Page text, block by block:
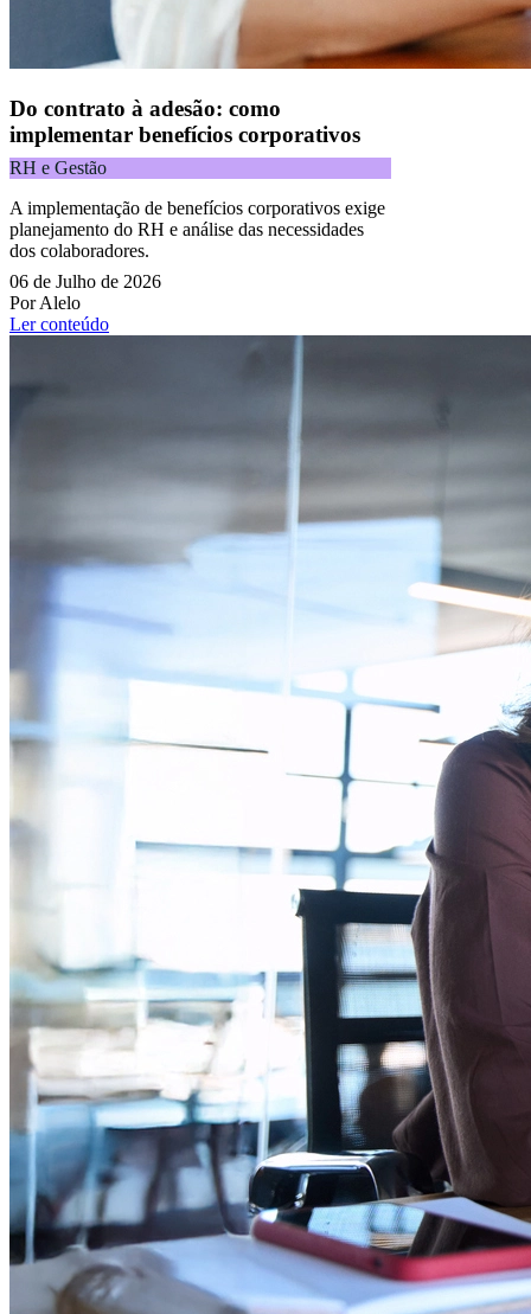
Do contrato à adesão: como
implementar benefícios corporativos
RH e Gestão
A implementação de benefícios corporativos exige
planejamento do RH e análise das necessidades
dos colaboradores.
06 de Julho de 2026
Por Alelo
Ler conteúdo